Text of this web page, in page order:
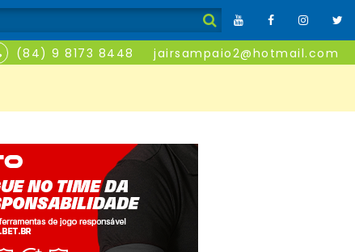
(84) 9 8173 8448 jairsampaio2@hotmail.com